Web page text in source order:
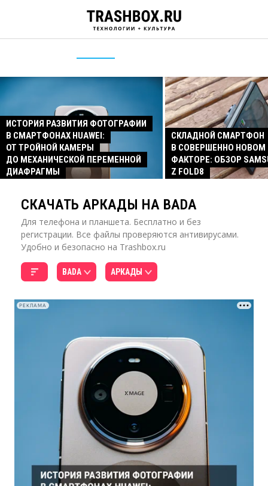
ИСТОРИЯ РАЗВИТИЯ ФОТОГРАФИИ
В СМАРТФОНАХ HUAWEI:
ОТ ТРОЙНОЙ КАМЕРЫ
ДО МЕХАНИЧЕСКОЙ ПЕРЕМЕННОЙ
ДИАФРАГМЫ
СКЛАДНОЙ СМАРТФОН
В СОВЕРШЕННО
ФАКТОРЕ: ОБЗОР
Z FOLD8
СКАЧАТЬ АРКАДЫ НА BADA
Для телефона и планшета. Бесплатно и без
регистрации. Все файлы проверяются антивирусами.
Удобно и безопасно на Trashbox.ru
BADA АРКАДЫ
РЕКЛАМА